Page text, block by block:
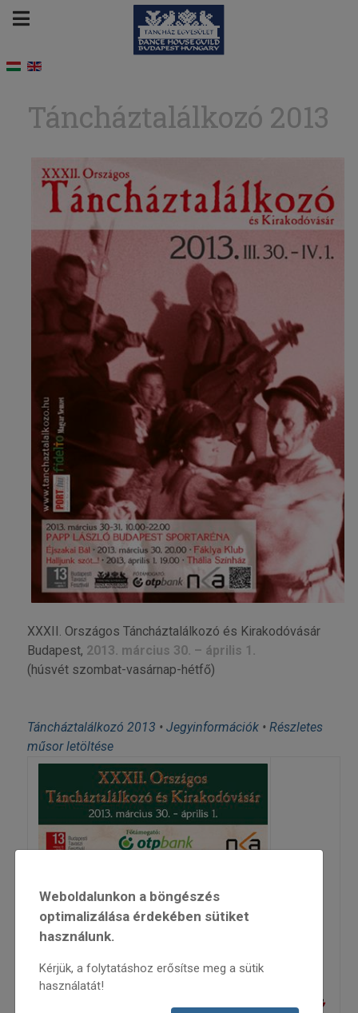
Táncháztalálkozó 2013
XXXII. Országos Táncháztalálkozó és Kirakodóvásár
Budapest, 2013. március 30. – április 1.
(húsvét szombat-vasárnap-hétfő)
Táncháztalálkozó 2013 • Jegyinformációk• Részletes
műsor letöltése
Weboldalunkon a böngészés
optimalizálása érdekében sütiket
használunk.
Kérjük, a folytatáshoz erősítse meg a sütik
használatát!